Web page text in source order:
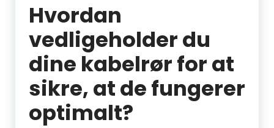
Hvordan
vedligeholder du
dine kabelrør for at
sikre, at de fungerer
optimalt?